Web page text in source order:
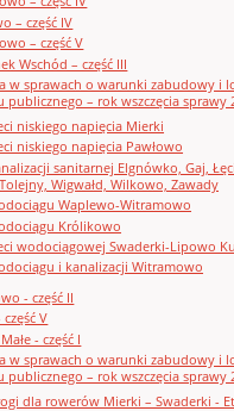
– część IV
– część V
Wschód – część III
w sprawach o warunki zabudowy i
publicznego – rok wszczęcia sprawy
niskiego napięcia Mierki
niskiego napięcia Pawłowo
sanitarnej Elgnówko, Gaj,
Wigwałd, Wilkowo, Zawady
Waplewo-Witramowo
Królikowo
wodociągowej Swaderki-Lipowo
i kanalizacji Witramowo
- część II
V
- część I
w sprawach o warunki zabudowy i
publicznego – rok wszczęcia sprawy
dla rowerów Mierki – Swaderki -